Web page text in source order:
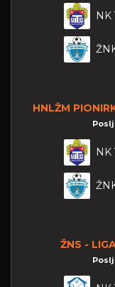
NK
HNLŽM
NK
ŽNS -